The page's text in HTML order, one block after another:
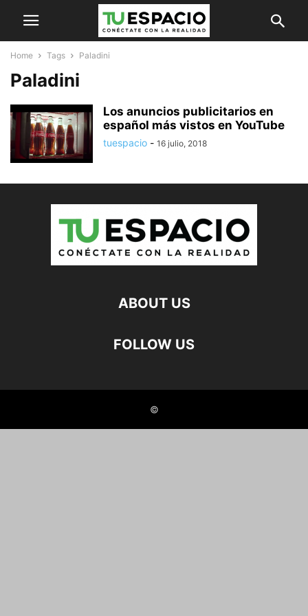
Home Tags Paladini
Paladini
Los anuncios publicitarios en
español más vistos en YouTube
tuespacio - 16 julio, 2018
ABOUT US
FOLLOW US
©